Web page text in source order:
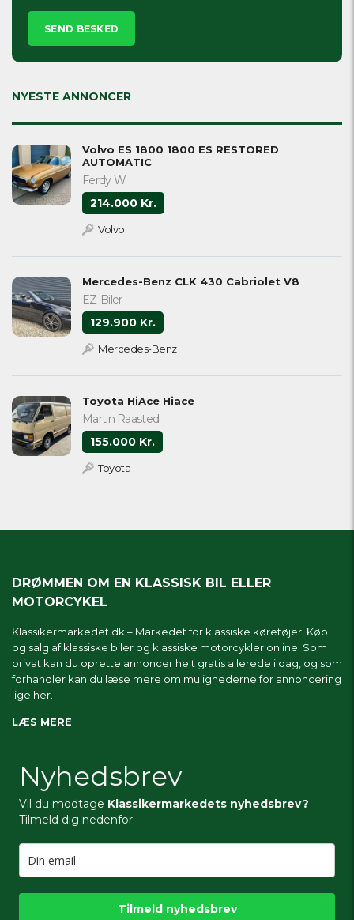
Please
leave
empty.
NYESTE ANNONCER
Volvo ES 1800 1800 ES RESTORED
AUTOMATIC
Ferdy W
214.000 Kr.
Volvo
Mercedes-Benz CLK 430 Cabriolet V8
EZ-Biler
129.900 Kr.
Mercedes-Benz
Toyota HiAce Hiace
Martin Raasted
155.000 Kr.
Toyota
DRØMMEN OM EN KLASSISK BIL ELLER
MOTORCYKEL
Klassikermarkedet.dk – Markedet for klassiske køretøjer. Køb
og salg af klassiske biler og klassiske motorcykler online. Som
privat kan du oprette annoncer helt gratis allerede i dag, og som
forhandler kan du læse mere om mulighederne for annoncering
lige her.
LÆS MERE
Nyhedsbrev
Vil du modtage Klassikermarkedets nyhedsbrev?
Tilmeld dig nedenfor.
Tilmeld nyhedsbrev